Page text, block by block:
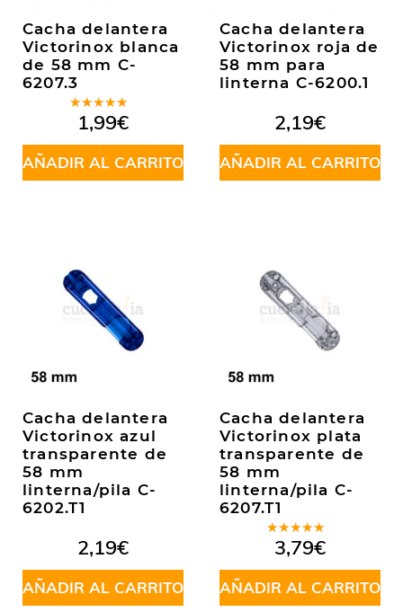
Cacha delantera
Victorinox blanca
de 58 mm C-
6207.3
Valorado
en5.00de
5
1,99€
AÑADIR AL CARRITO
Cacha delantera
Victorinox roja de
58 mm para
linterna C-6200.1
2,19€
AÑADIR AL CARRITO
Cacha delantera
Victorinox azul
transparente de
58 mm
linterna/pila C-
6202.T1
2,19€
AÑADIR AL CARRITO
Cacha delantera
Victorinox plata
transparente de
58 mm
linterna/pila C-
6207.T1
Valorado
en5.00de
5
3,79€
AÑADIR AL CARRITO